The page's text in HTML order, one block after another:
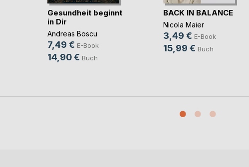
Gesundheit beginnt
in Dir
Andreas Boscu
7,49 € E-Book
14,90 € Buch
BACK IN BALANCE
Nicola Maier
3,49 € E-Book
15,99 € Buch